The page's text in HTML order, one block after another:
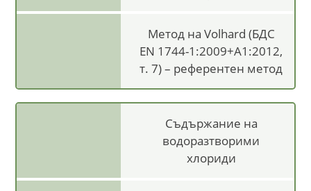
Метод на Volhard (БДС
EN 1744-1:2009+A1:2012,
т. 7) – референтен метод
Съдържание на
водоразтворими
хлориди